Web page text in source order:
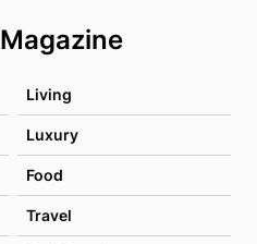
Living
Luxury
Food
Travel